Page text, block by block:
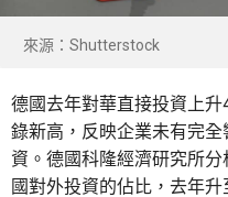
來源：Shutterstock
德國去年對華直接投資上
錄新高，反映企業未有完
資。德國科隆經濟研究所
國對外投資的佔比，去年升